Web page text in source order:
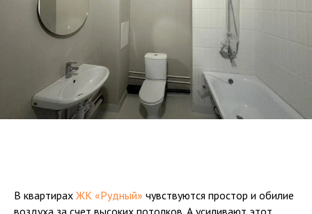
В квартирах ЖК «Рудный» чувствуются простор и обилие